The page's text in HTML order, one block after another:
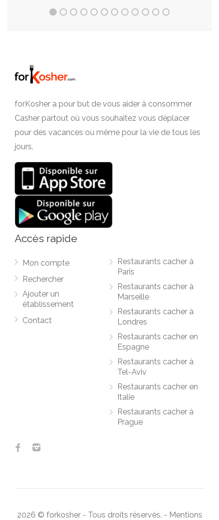
forKosher a pour but de vous aider à consommer
Casher partout où vous souhaitez vous déplacer
pour des vacances ou même pour la vie de tous les
jours.
Accès rapide
Mon compte
Rechercher
Ajouter un
établissement
Contact
Restaurants cacher à
Paris
Restaurants cacher à
Marseille
Restaurants cacher à
Londres
Restaurants cacher en
Espagne
Restaurants cacher à
Tel-Aviv
Restaurants cacher en
Italie
Restaurants cacher à
Prague
2026 © forkosher - Tous droits réservés. - Mentions